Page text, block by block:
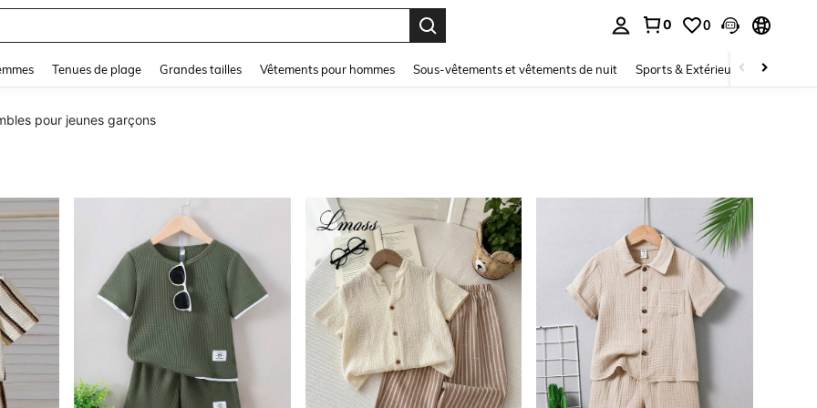
De Bain 2 Pieces
0 0
Tenues de plage Grandes tailles Vêtements pour hommes Sous-vêtements et vêtements de nuit Sports & Extérieur Enfants
pour jeunes garçons